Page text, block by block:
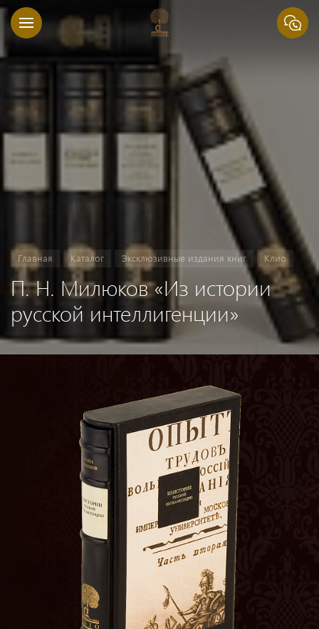
Главная Каталог Эксклюзивные издания книг Клио
П. Н. Милюков «Из истории
русской интеллигенции»